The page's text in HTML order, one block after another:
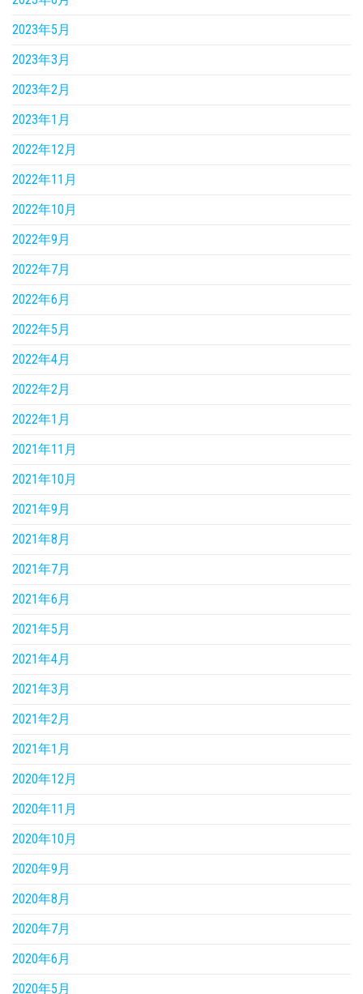
2023年5月
2023年3月
2023年2月
2023年1月
2022年12月
2022年11月
2022年10月
2022年9月
2022年7月
2022年6月
2022年5月
2022年4月
2022年2月
2022年1月
2021年11月
2021年10月
2021年9月
2021年8月
2021年7月
2021年6月
2021年5月
2021年4月
2021年3月
2021年2月
2021年1月
2020年12月
2020年11月
2020年10月
2020年9月
2020年8月
2020年7月
2020年6月
2020年5月